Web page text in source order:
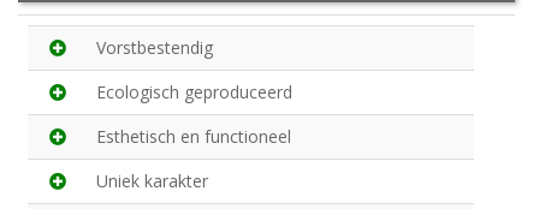
Vorstbestendig
Ecologisch geproduceerd
Esthetisch en functioneel
Uniek karakter